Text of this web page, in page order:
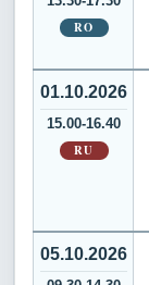
RO
01.10.2026
15.00-16.40
RU
05.10.2026